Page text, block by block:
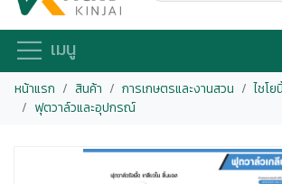
เมนู
หน้าแรก สินค้า การเกษตรและงานสวน
ไชโ
ฟุตวาล์วและอุปกรณ์